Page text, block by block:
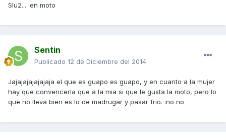
Slu2... :en moto
Sentin
Publicado 12 de Diciembre del 2014
Jajajajajajajaja el que es guapo es guapo, y en cuanto a la mujer
hay que convencerla que a la mia si que le gusta la moto, pero lo
que no lleva bien es lo de madrugar y pasar frio. :no no